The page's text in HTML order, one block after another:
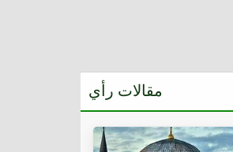
مقالات رأي